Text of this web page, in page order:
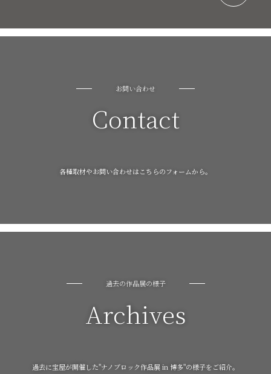
お問い合わせ
Contact
各種取材やお問い合わせはこちらのフォームから。
過去の作品展の様子
Archives
過去に宝屋が開催した"ナノブロック作品展 in 博多"の様子をご紹介。